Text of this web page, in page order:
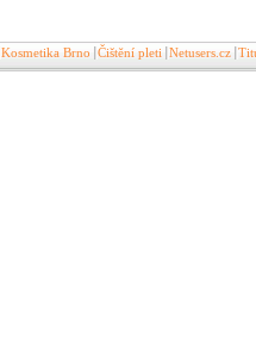
Kosmetika Brno Čištění pleti Netusers.cz